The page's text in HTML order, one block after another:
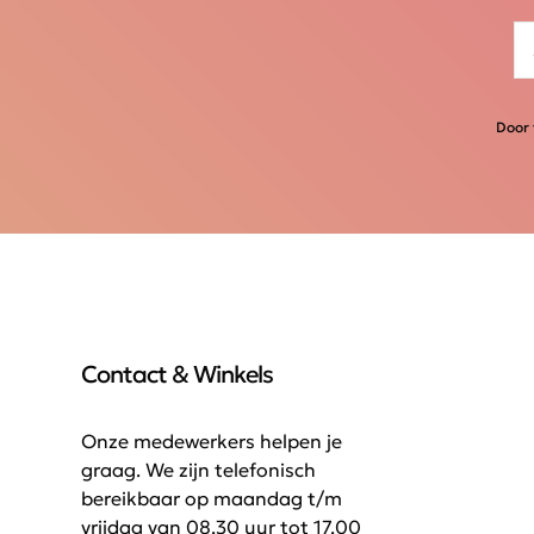
Door
Contact & Winkels
Onze medewerkers helpen je
graag. We zijn telefonisch
bereikbaar op maandag t/m
vrijdag van 08.30 uur tot 17.00